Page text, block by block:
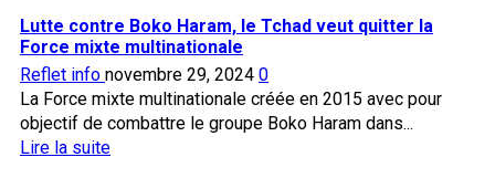
Lutte contre Boko Haram, le Tchad veut quitter la
Force mixte multinationale
Reflet info novembre 29, 2024 0
La Force mixte multinationale créée en 2015 avec pour
objectif de combattre le groupe Boko Haram dans...
Lire la suiteEn